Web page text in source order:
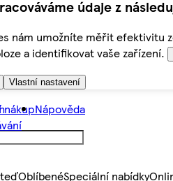
údaje z
nám umožníte měřit efektivitu
a identifikovat vaše zařízení.
Vlastní nastavení
nákupNápověda
OblíbenéSpeciální nabídky